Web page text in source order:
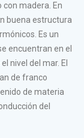
madera. En
buena estructura
Es un
encuentran en el
nivel del mar. El
de franco
de materia
del